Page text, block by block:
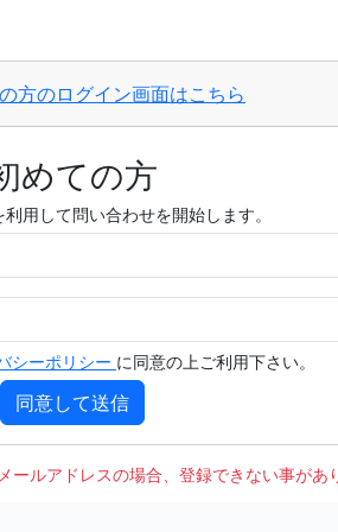
方のログイン画面はこちら
めての方
利用して問い合わせを開始します。
シーポリシー に同意の上ご利用下さい。
同意して送信
ルアドレスの場合、登録できない事があ